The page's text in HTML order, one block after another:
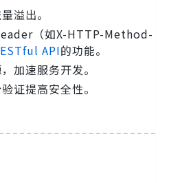
溢出。
（如X-HTTP-Method-
API的功能。
加速服务开发。
证提高安全性。